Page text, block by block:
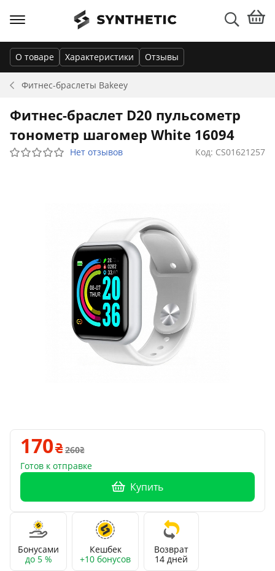
Фитнес-браслеты Bakeey
О товаре Характеристики Отзывы
Фитнес-браслет D20 пульсометр
тонометр шагомер White 16094
Нет отзывов Код: CS01621257
170
260
Готов к отправке
Купить
Бонусами
до 5 %
Кешбек
+10 бонусов
Возврат
14 дней